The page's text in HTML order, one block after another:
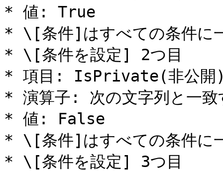
* 値: True
* \[条件]はすべての条件に
* \[条件を設定] 2つ目
* 項目: IsPrivate(非公開
* 演算子: 次の文字列と一致
* 値: False
* \[条件]はすべての条件に
* \[条件を設定] 3つ目